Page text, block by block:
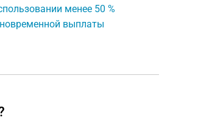
менее 50 %
выплаты